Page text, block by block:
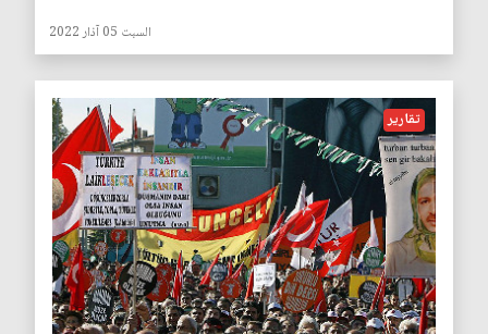
السبت 05 آذار 2022
تقارير